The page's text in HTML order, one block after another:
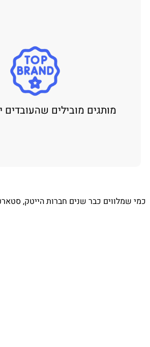
מובילים שהעובדים יאהבו לקבל
שנים חברות הייטק, סטארט־אפים ואר